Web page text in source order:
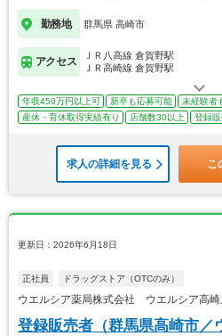
勤務地 群馬県 高崎市
アクセス
ＪＲ八高線 倉賀野駅
ＪＲ高崎線 倉賀野駅
年収450万円以上可 新卒も応募可能 未経験者
産休・育休取得実績有り
店舗数30以上 登録
求人の詳細を見る こ
更新日：2026年6月18日
正社員 ドラッグストア（OTCのみ）
ウエルシア薬局株式会社 ウエルシア高崎
登録販売者（群馬県高崎市／